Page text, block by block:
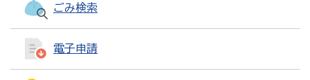
ごみ検索
電子申請